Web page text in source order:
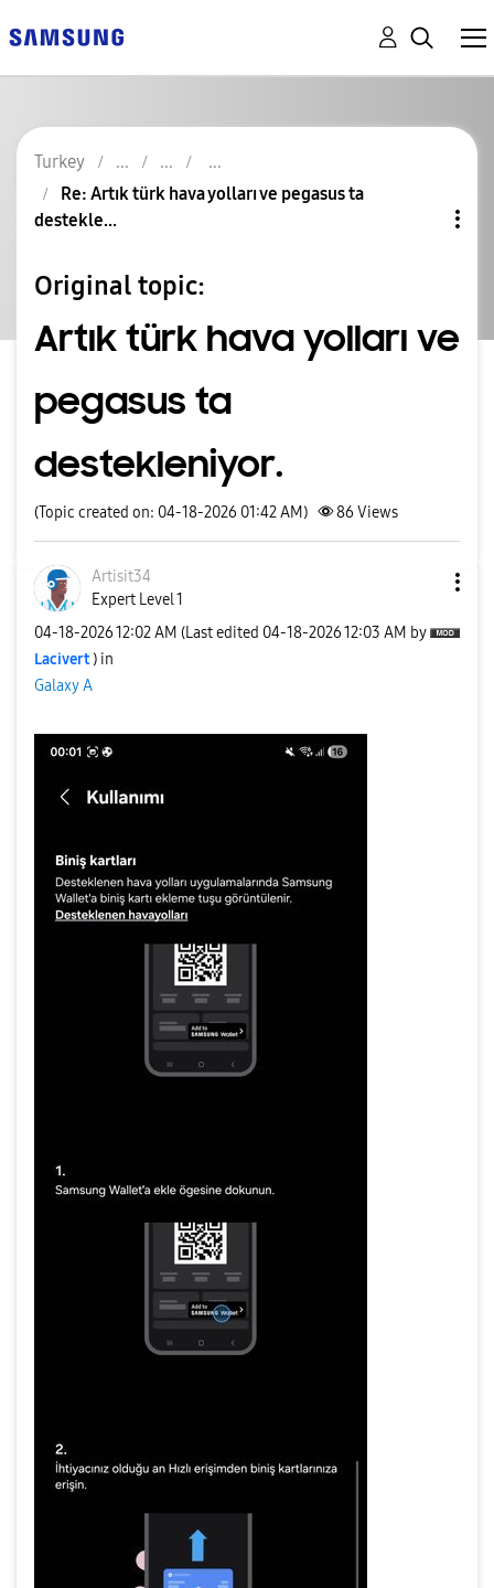
Turkey
Re: Artık türk hava yolları ve pegasus ta
destekle...
Original topic:
Artık türk hava yolları ve
pegasus ta
destekleniyor.
(Topic created on: 04-18-2026 01:42 AM) 86 Views
Artisit34
Expert Level 1
‎04-18-202612:02 AM (Last edited ‎04-18-202612:03 AM by
Lacivert ) in
Galaxy A